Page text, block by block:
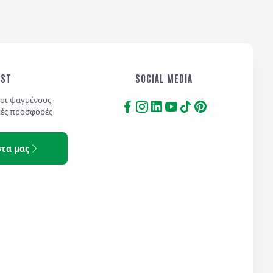
ψαγμένους
προσφορές
μας
SOCIAL MEDIA